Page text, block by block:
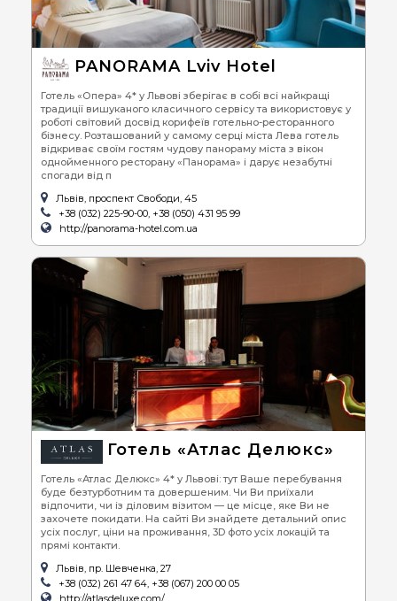
PANORAMA Lviv Hotel
Готель «Опера» 4* у Львові зберігає в собі всі найкращі
традиції вишуканого класичного сервісу та використовує у
роботі світовий досвід корифеїв готельно-ресторанного
бізнесу. Розташований у самому серці міста Лева готель
відкриває своїм гостям чудову панораму міста з вікон
однойменного ресторану «Панорама» і дарує незабутні
спогади від п
Львів, проспект Свободи, 45
+38 (032) 225-90-00, +38 (050) 431 95 99
http://panorama-hotel.com.ua
Готель «Атлас Делюкс»
Готель «Атлас Делюкс» 4* у Львові: тут Ваше перебування
буде безтурботним та довершеним. Чи Ви приїхали
відпочити, чи із діловим візитом — це місце, яке Ви не
захочете покидати. На сайті Ви знайдете детальний опис
усіх послуг, ціни на проживання, 3D фото усіх локацій та
прямі контакти.
Львів, пр. Шевченка, 27
+38 (032) 261 47 64, +38 (067) 200 00 05
http://atlasdeluxe.com/